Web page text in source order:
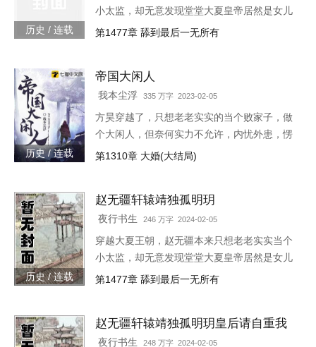
历史 / 连载
小太监，却无意发现堂堂大夏皇帝居然是女儿
身！“大胆奴才，竟然还没净身，朕诛你九
“陛下，本宫来侍寝。”女皇帝情急之下连忙吹
灭灯火，“小赵子，你替朕伺候皇后，以后便是
朕的心腹！”
第1477章 舔到最后一无所有
历史 / 连载
帝国大闲人
我本尘浮 335 万字 2023-02-05
方昊穿越了，只想老老实实的当个败家子，做
个大闲人，但奈何实力不允许，内忧外患，愣
是把一个败家子逼成了救世主，无所不能！种
第1310章 大婚(大结局)
历史 / 连载
赵无疆轩辕靖独孤明玥
夜行书生 246 万字 2024-02-05
穿越大夏王朝，赵无疆本来只想老老实实当个
小太监，却无意发现堂堂大夏皇帝居然是女儿
身！“大胆奴才，竟然还没净身，朕诛你九
“陛下，本宫来侍寝。”女皇帝情急之下连忙吹
灭灯火，“小赵子，你替朕伺候皇后，以后便是
第1477章 舔到最后一无所有
赵无疆轩辕靖独孤明玥皇后请自重我
真不想代替陛下呀最新章节在线
夜行书生 248 万字 2024-02-05